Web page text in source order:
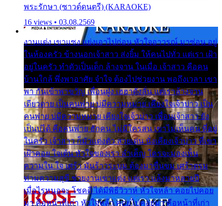
พระรักษา (ซาวด์ดนตรี) (KARAOKE)
16 views • 03.08.2569
งานแต่ง เขาแซง แย่งเอาไปก่อน หัวใจอาวรณ์ มาซ่อน อยู่
ในห้องครัว ข้างนอกเจ้าสาว ส่งยิ้ม ให้คนไปทั่ว แต่เรา เฝ้า
อยู่ในครัว ทำตัวเป็นเด็ก ล้างจาน ในเมื่อ เจ้าสาว คือคน
บ้านใกล้ พึ่งพาอาศัย จำใจ ต้องไปช่วยงาน พอถึงเวลา เขา
พา กันเข้าพาขวัญ เพื่อนฝูง เฮฮาดังลั่น แต่เราล้างจาน
เดียวดาย เป็นคนพ่าย บ่มีความหมาย เคียงใจเจ้าบ่าว เป็น
คนพ่าย บ่มีความหมาย เคียงใจเจ้าบ่าว เพื่อนเจ้าสาว ยัง
เป็นบ่ได้ คือคนพ่าย ฮักคน ไม่มีใครสน เขาไม่เห็นคน ที่อยู่
ในครัว เจ้าสาว ก็มัวแต่งตัว สวยเด่น นั่งเคียงเจ้าบ่าว ที่เขา
เฝ้าคอย ใจเต้น หัวใจของเรา ลำเค็ญ ใครจะมองเห็น
ความใน ใจ เศร้า มันร้าวระบม ต้องมาขื่นขม เศร้าตรม
ท่ามความสุขี ช่วยงานเขาแต่ง แต่เรา แล้งมาหลายปี
เมื่อไรหนอจะ โชคดี ได้มีพิธีวิวาห์ หัวใจหล้า คอยไปคอย
มา คือหน้าที่เก่า หัวใจหล้า คอยไปคอยมา คือหน้าที่เก่า